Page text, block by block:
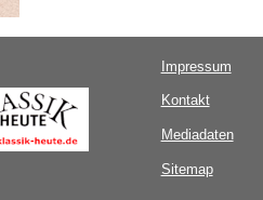
Impressum
Kontakt
Mediadaten
Sitemap